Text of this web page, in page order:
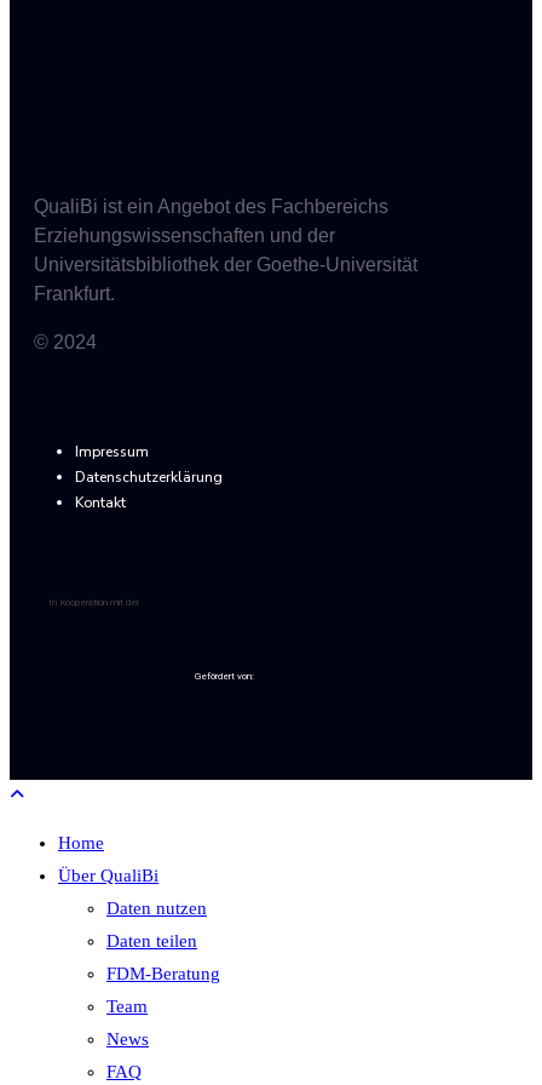
QualiBi ist ein Angebot des Fachbereichs
Erziehungswissenschaften und der
Universitätsbibliothek der Goethe-Universität
Frankfurt.
© 2024
Impressum
Datenschutzerklärung
Kontakt
In Kooperation mit der
Gefördert von:
Home
Über QualiBi
Daten nutzen
Daten teilen
FDM-Beratung
Team
News
FAQ